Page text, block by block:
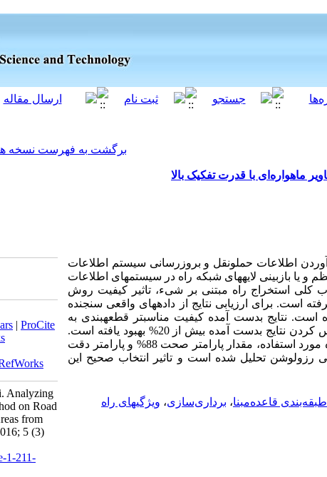
برگشت به فهرست نسخه
ماهواره‌ای با قدرت تفکیک بالا
اطلاعات حمل­ونقل و بروزرسانی سیستم اطلاعات
یا بازبینی لایه­های شبکه راه در سیستم­های اطلاعات
کلی استخراج راه مبتنی بر شیء، تاثیر کیفیت روش
است. برای ارزیابی نتایج از داده­های واقعی سنجنده
نتایج بدست آمده کیفیت مناسب­تر قطعه­بندی به
روش مالتی رزولوشن را گزارش نموده است. در ادامه با انجام عملیات هرس کردن نتایج بدست آمده بیش از 20% بهبود یافته است.
نتایج نهایی پیاده­سازی قطعه­بندی مالتی رزولوشن و هرس کردن بر روی داده مورد استفاده، مقدار پارامتر صحت 88% و پارامتر دقت
رزولوشن تحلیل شده است و تاثیر انتخاب صحیح این
طبقه‌بندی قاعده‌مبنا، برداری‌سازی، ویژگیهای راه
| ProCite
Analyzing
on Road
from
5 (3)
1-211-